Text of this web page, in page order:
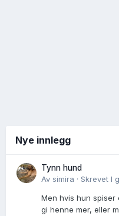
Nye innlegg
Tynn hund
Av simira · Skrevet I
Men hvis hun spiser
gi henne mer, eller